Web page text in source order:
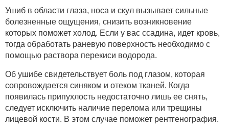
Ушиб в области глаза, носа и скул вызывает сильные
болезненные ощущения, снизить возникновение
которых поможет холод. Если у вас ссадина, идет кровь,
тогда обработать раневую поверхность необходимо с
помощью раствора перекиси водорода.
Об ушибе свидетельствует боль под глазом, которая
сопровождается синяком и отеком тканей. Когда
появилась припухлость недостаточно лишь ее снять,
следует исключить наличие перелома или трещины
лицевой кости. В этом случае поможет рентгенография.